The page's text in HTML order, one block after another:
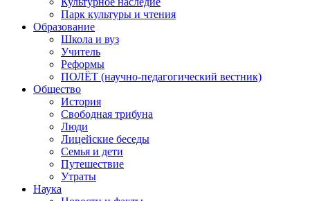
Парк культуры и чтения
Образование
Школа и вуз
Учитель
Реформы
ПОЛЁТ (научно-педагогический вестник)
Общество
История
Свободная трибуна
Люди
Лицейские беседы
Семья и дети
Путешествие
Утраты
Наука